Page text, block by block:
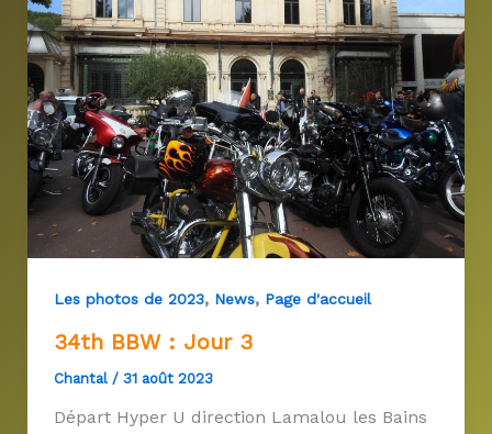
Les photos de 2023, News, Page d'accueil
34th BBW : Jour 3
Chantal / 31 août 2023
Départ Hyper U direction Lamalou les Bains